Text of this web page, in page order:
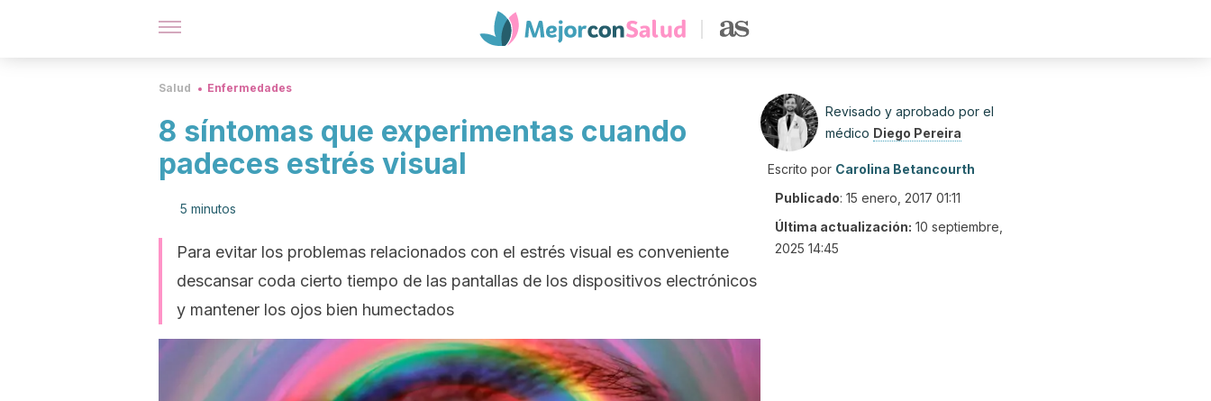
Salud Enfermedades
8 síntomas que experimentas cuando
padeces estrés visual
5 minutos
Para evitar los problemas relacionados con el estrés visual es conveniente
descansar coda cierto tiempo de las pantallas de los dispositivos electrónicos
y mantener los ojos bien humectados
Revisado y aprobado por el
médico Diego Pereira
Escrito por Carolina Betancourth
Publicado: 15 enero, 2017 01:11
Última actualización: 10 septiembre,
2025 14:45